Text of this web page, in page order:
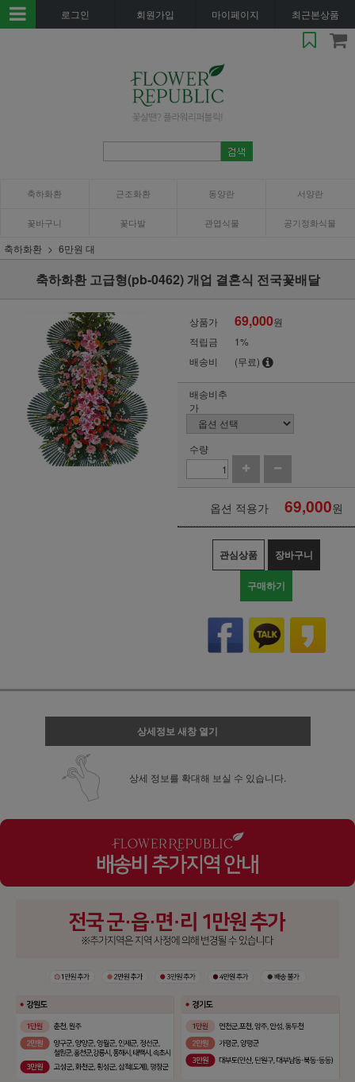
로그인 회원가입 마이페이지 최근본상품
축하화환 근조화환 동양란 서양란
꽃바구니 꽃다발 관엽식물 공기정화식물
축하화환 6만원 대
축하화환 고급형(pb-0462) 개업 결혼식 전국꽃배달
상품가 69,000원
적립금
1%
배송비
(무료)
배송비추
가
수량
옵션 적용가 69,000원
관심상품 장바구니
구매하기
상세정보 새창 열기
상세 정보를 확대해 보실 수 있습니다.